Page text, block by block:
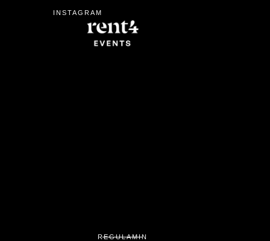
INSTAGRAM
REGULAMIN